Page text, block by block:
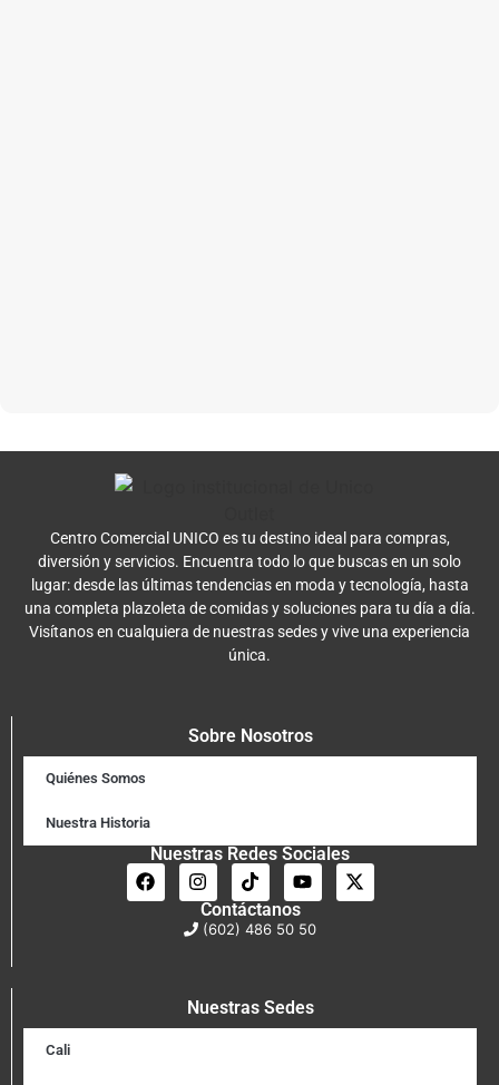
Centro Comercial UNICO es tu destino ideal para compras,
diversión y servicios. Encuentra todo lo que buscas en un solo
lugar: desde las últimas tendencias en moda y tecnología, hasta
una completa plazoleta de comidas y soluciones para tu día a día.
Visítanos en cualquiera de nuestras sedes y vive una experiencia
única.
Sobre Nosotros
Quiénes Somos
Nuestra Historia
Nuestras Redes Sociales
Contáctanos
(602) 486 50 50
Nuestras Sedes
Cali